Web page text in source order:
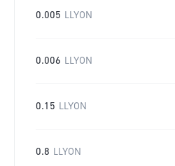
0.005 LLYON
0.006 LLYON
0.15 LLYON
0.8 LLYON